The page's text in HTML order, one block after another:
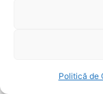
Politică de